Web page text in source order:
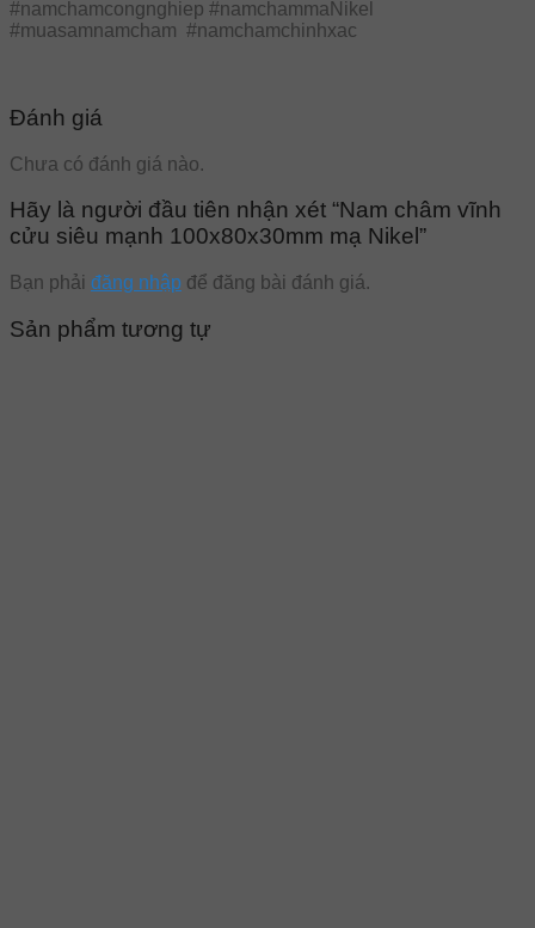
#namchamcongnghiep #namchammaNikel
#muasamnamcham #namchamchinhxac
Đánh giá
Chưa có đánh giá nào.
Hãy là người đầu tiên nhận xét “Nam châm vĩnh
cửu siêu mạnh 100x80x30mm mạ Nikel”
Bạn phải đăng nhập để đăng bài đánh giá.
Sản phẩm tương tự